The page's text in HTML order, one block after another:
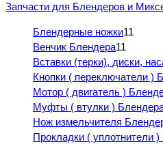
Запчасти для Блендеров и
Блендерные ножки11
Венчик Блендера11
Вставки (терки), диски,
Кнопки ( переключатели )
Мотор ( двигатель )
Муфты ( втулки )
Нож измельчителя
Прокладки ( уплотнители